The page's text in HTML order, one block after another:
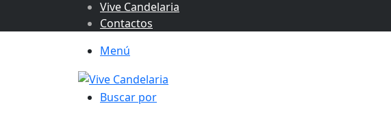
Vive Candelaria
Contactos
Menú
Buscar por